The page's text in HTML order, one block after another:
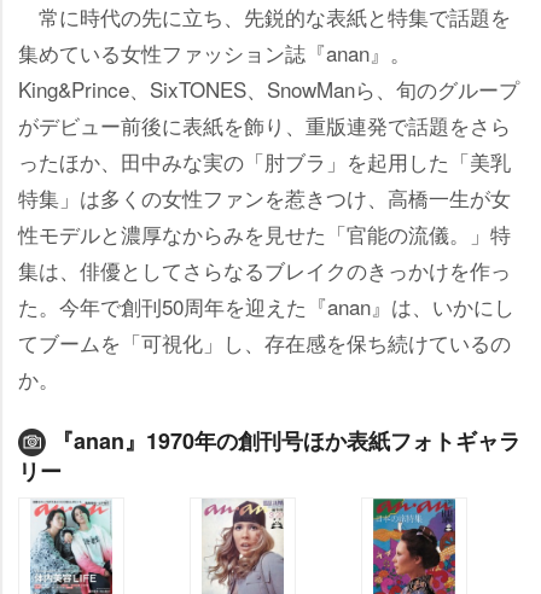
常に時代の先に立ち、先鋭的な表紙と特集で話題を
集めている女性ファッション誌『anan』。
King&Prince、SixTONES、SnowManら、旬のグループ
がデビュー前後に表紙を飾り、重版連発で話題をさら
ったほか、田中みな実の「肘ブラ」を起用した「美乳
特集」は多くの女性ファンを惹きつけ、高橋一生が女
性モデルと濃厚なからみを見せた「官能の流儀。」特
集は、俳優としてさらなるブレイクのきっかけを作っ
た。今年で創刊50周年を迎えた『anan』は、いかにし
てブームを「可視化」し、存在感を保ち続けているの
か。
『anan』1970年の創刊号ほか表紙フォトギャラ
リー